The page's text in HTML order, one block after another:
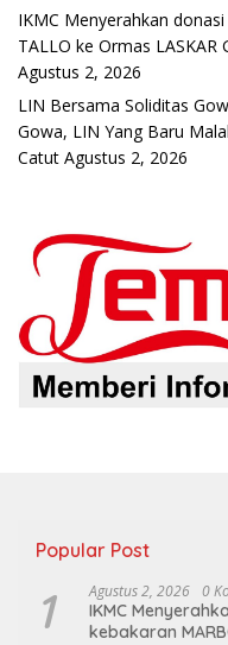
IKMC Menyerahkan
TALLO ke Ormas LASKAR
Agustus 2, 2026
LIN Bersama Soliditas
Gowa, LIN Yang Baru
Catut Agustus 2, 2026
Popular Post
1 Agustus 2, 2026 0
IKMC
kebakaran